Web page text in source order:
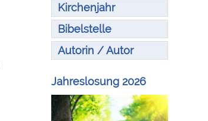
Kirchenjahr
Bibelstelle
Autorin / Autor
Jahreslosung 2026